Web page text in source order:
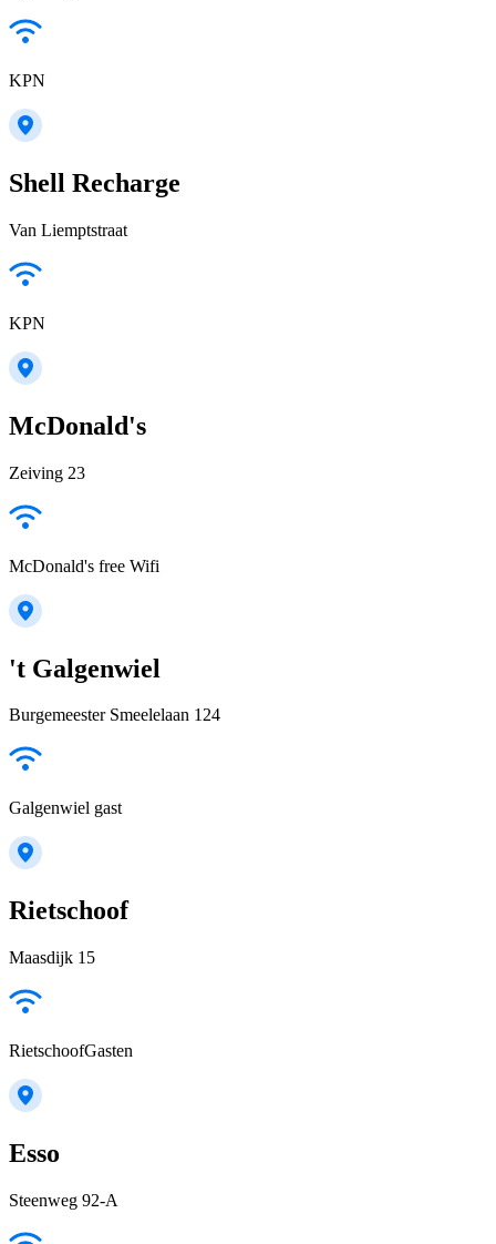
KPN
Shell Recharge
Van Liemptstraat
KPN
McDonald's
Zeiving 23
McDonald's free Wifi
't Galgenwiel
Burgemeester Smeelelaan 124
Galgenwiel gast
Rietschoof
Maasdijk 15
RietschoofGasten
Esso
Steenweg 92-A